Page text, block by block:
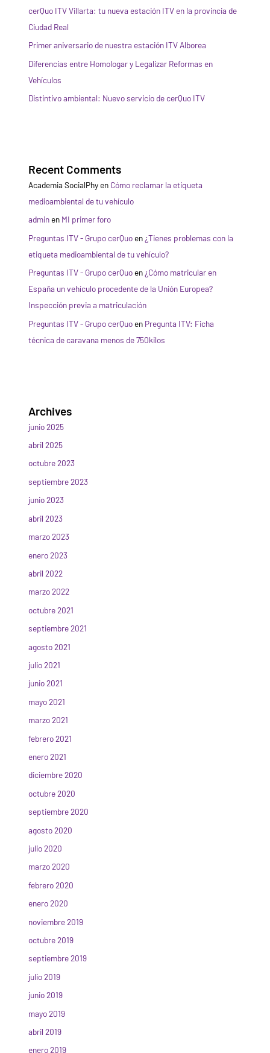
cerQuo ITV Villarta: tu nueva estación ITV en la provincia de
Ciudad Real
Primer aniversario de nuestra estación ITV Alborea
Diferencias entre Homologar y Legalizar Reformas en
Vehículos
Distintivo ambiental: Nuevo servicio de cerQuo ITV
Recent Comments
Academia SocialPhyen Cómo reclamar la etiqueta
medioambiental de tu vehículo
adminen MI primer foro
Preguntas ITV - Grupo cerQuoen ¿Tienes problemas con la
etiqueta medioambiental de tu vehículo?
Preguntas ITV - Grupo cerQuoen ¿Cómo matricular en
España un vehículo procedente de la Unión Europea?
Inspección previa a matriculación
Preguntas ITV - Grupo cerQuoen Pregunta ITV: Ficha
técnica de caravana menos de 750kilos
Archives
junio 2025
abril 2025
octubre 2023
septiembre 2023
junio 2023
abril 2023
marzo 2023
enero 2023
abril 2022
marzo 2022
octubre 2021
septiembre 2021
agosto 2021
julio 2021
junio 2021
mayo 2021
marzo 2021
febrero 2021
enero 2021
diciembre 2020
octubre 2020
septiembre 2020
agosto 2020
julio 2020
marzo 2020
febrero 2020
enero 2020
noviembre 2019
octubre 2019
septiembre 2019
julio 2019
junio 2019
mayo 2019
abril 2019
enero 2019